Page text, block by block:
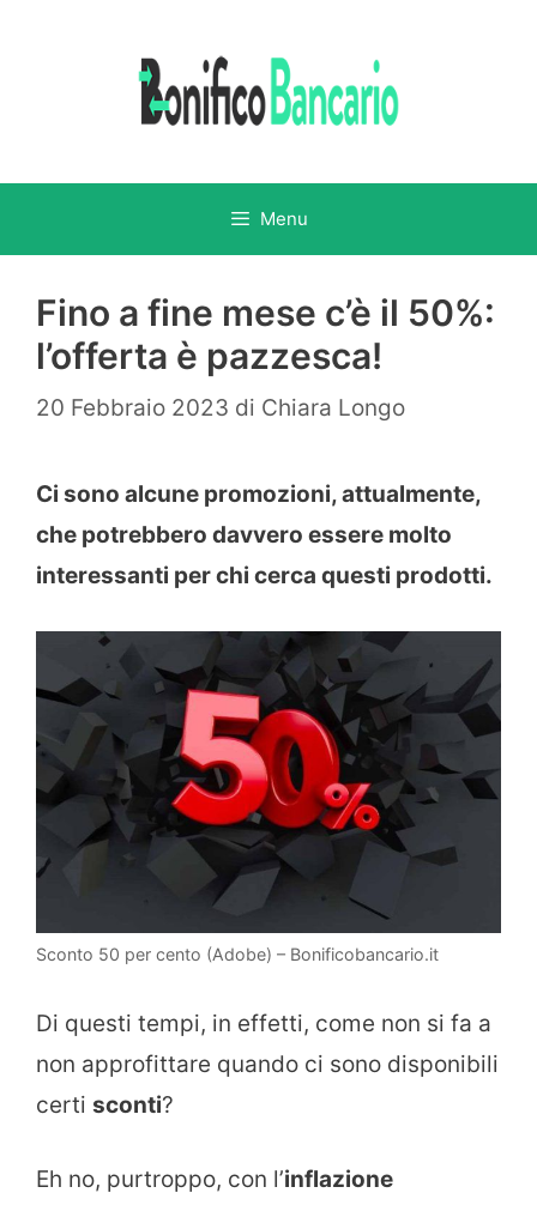
Menu
Fino a fine mese c’è il 50%:
l’offerta è pazzesca!
20 Febbraio 2023 di Chiara Longo
Ci sono alcune promozioni, attualmente,
che potrebbero davvero essere molto
interessanti per chi cerca questi prodotti.
Sconto 50 per cento (Adobe) – Bonificobancario.it
Di questi tempi, in effetti, come non si fa a
non approfittare quando ci sono disponibili
certi sconti?
Eh no, purtroppo, con l’inflazione